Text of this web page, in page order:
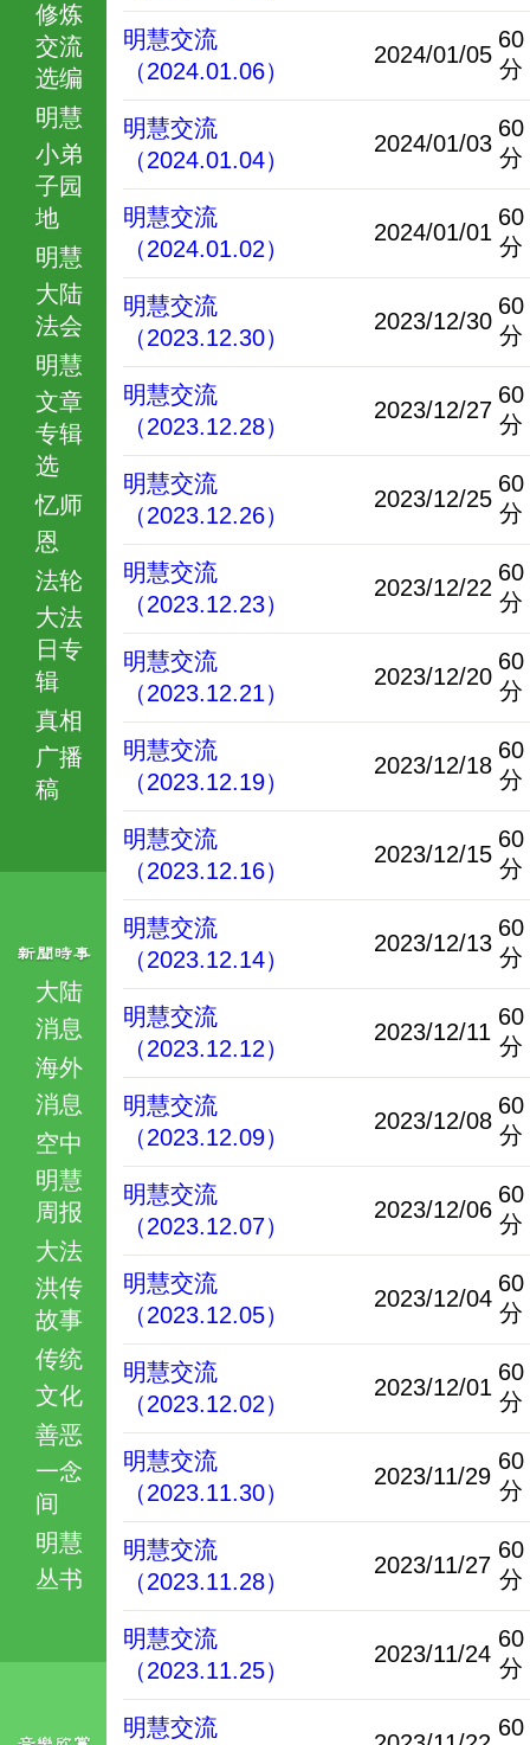
修炼
交流
选编
明慧
小弟
子园
地
明慧
大陆
法会
明慧
文章
专辑
选
忆师
恩
法轮
大法
日专
辑
真相
广播
稿
大陆
消息
海外
消息
空中
明慧
周报
大法
洪传
故事
传统
文化
善恶
一念
间
明慧
丛书
明慧交流
（2024.01.06）
2024/01/05
60
分
明慧交流
（2024.01.04）
2024/01/03
60
分
明慧交流
（2024.01.02）
2024/01/01
60
分
明慧交流
（2023.12.30）
2023/12/30
60
分
明慧交流
（2023.12.28）
2023/12/27
60
分
明慧交流
（2023.12.26）
2023/12/25
60
分
明慧交流
（2023.12.23）
2023/12/22
60
分
明慧交流
（2023.12.21）
2023/12/20
60
分
明慧交流
（2023.12.19）
2023/12/18
60
分
明慧交流
（2023.12.16）
2023/12/15
60
分
明慧交流
（2023.12.14）
2023/12/13
60
分
明慧交流
（2023.12.12）
2023/12/11
60
分
明慧交流
（2023.12.09）
2023/12/08
60
分
明慧交流
（2023.12.07）
2023/12/06
60
分
明慧交流
（2023.12.05）
2023/12/04
60
分
明慧交流
（2023.12.02）
2023/12/01
60
分
明慧交流
（2023.11.30）
2023/11/29
60
分
明慧交流
（2023.11.28）
2023/11/27
60
分
明慧交流
（2023.11.25）
2023/11/24
60
分
明慧交流
60